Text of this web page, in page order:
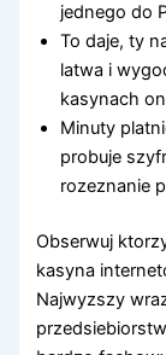
jednego do
To daje, ty
latwa i
kasynach
Minuty
probuje
rozeznanie
Obserwuj
kasyna
Najwyzszy